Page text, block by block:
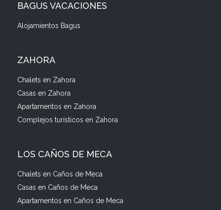
BAGUS VACACIONES
Alojamientos Bagus
ZAHORA
Chalets en Zahora
Casas en Zahora
Apartamentos en Zahora
Complejos turísticos en Zahora
LOS CAÑOS DE MECA
Chalets en Caños de Meca
Casas en Caños de Meca
Apartamentos en Caños de Meca